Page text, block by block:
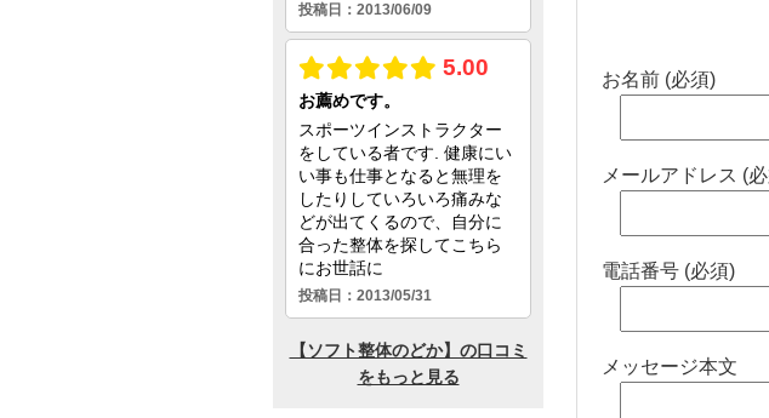
お名前 (必須)
メールアドレス (
電話番号 (必須)
メッセージ本文